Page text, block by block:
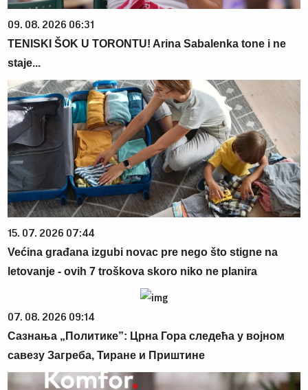
09. 08. 2026 06:31
TENISKI ŠOK U TORONTU! Arina Sabalenka tone i ne
staje...
15. 07. 2026 07:44
Većina građana izgubi novac pre nego što stigne na
letovanje - ovih 7 troškova skoro niko ne planira
07. 08. 2026 09:14
Сазнања „Политике”: Црна Гора следећа у војном
савезу Загреба, Тиране и Приштине